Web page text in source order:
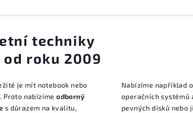
techniky
roku 2009
je mít notebook nebo
Proto nabízímeodborný
s důrazem na kvalitu,
Nabízíme například
operačních systémů
pevných disků nebo